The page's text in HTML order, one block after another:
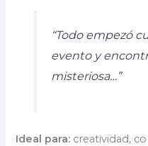
“Todo empezó
evento y
misteriosa…”
Ideal para: creatividad,